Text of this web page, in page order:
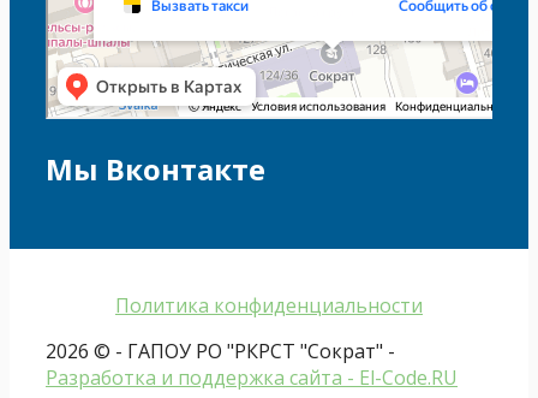
Мы Вконтакте
Политика конфиденциальности
2026 © - ГАПОУ РО "РКРСТ "Сократ" -
Разработка и поддержка сайта - El-Code.RU